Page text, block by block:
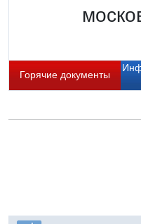
Горячие документы